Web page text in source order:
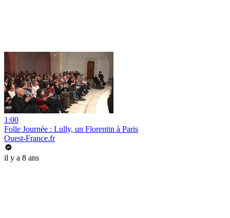
1:00
Folle Journée : Lully, un Florentin à Paris
Ouest-France.fr
il y a 8 ans